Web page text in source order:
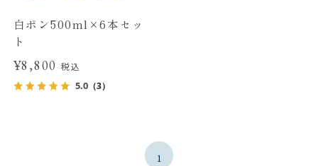
白ポン500ml×6本セッ
ト
¥8,800税込
5.0（3）
1